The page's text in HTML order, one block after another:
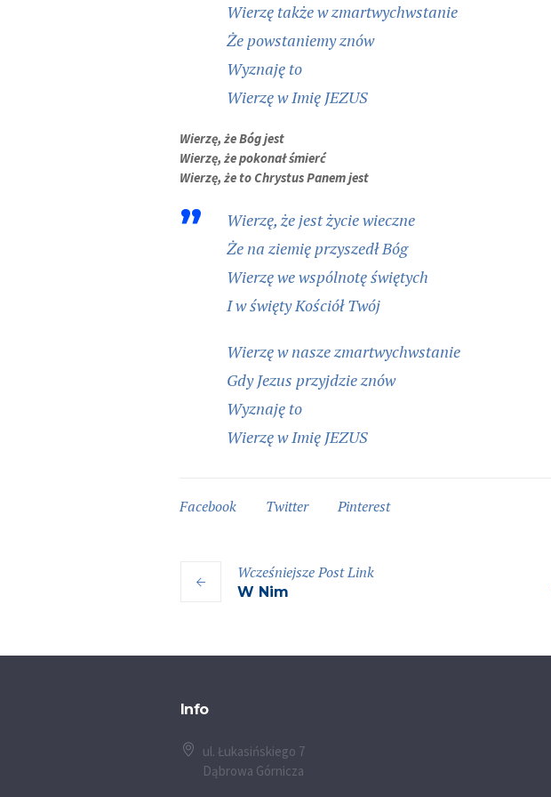
Wierzę także w zmartwychwstanie
Że powstaniemy znów
Wyznaję to
Wierzę w Imię JEZUS
Wierzę, że Bóg jest
Wierzę, że pokonał śmierć
Wierzę, że to Chrystus Panem jest
Wierzę, że jest życie wieczne
Że na ziemię przyszedł Bóg
Wierzę we wspólnotę świętych
I w święty Kościół Twój
Wierzę w nasze zmartwychwstanie
Gdy Jezus przyjdzie znów
Wyznaję to
Wierzę w Imię JEZUS
Facebook Twitter Pinterest
WcześniejszePostLink
W Nim
Info
ul. Łukasińskiego 7
Dąbrowa Górnicza